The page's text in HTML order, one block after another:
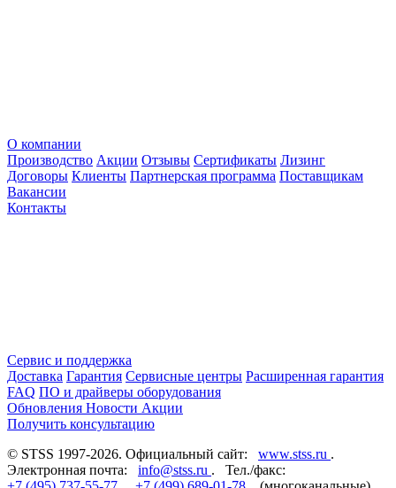
О компании
Производство Акции Отзывы Сертификаты Лизинг
Договоры Клиенты Партнерская программа Поставщикам
Вакансии
Контакты
Сервис и поддержка
Доставка Гарантия Сервисные центры Расширенная гарантия
FAQ ПО и драйверы оборудования
Обновления Новости Акции
Получить консультацию
© STSS 1997-2026. Официальный сайт: www.stss.ru .
Электронная почта: info@stss.ru . Тел./факс: